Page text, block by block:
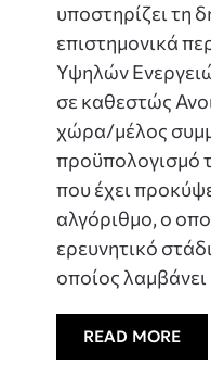
υποστηρίζει τη
επιστημονικά
Υψηλών
σε καθεστώς
χώρα/μέλος
προϋπολογισμό
που έχει
αλγόριθμο, ο
ερευνητικό
οποίος
READ MORE